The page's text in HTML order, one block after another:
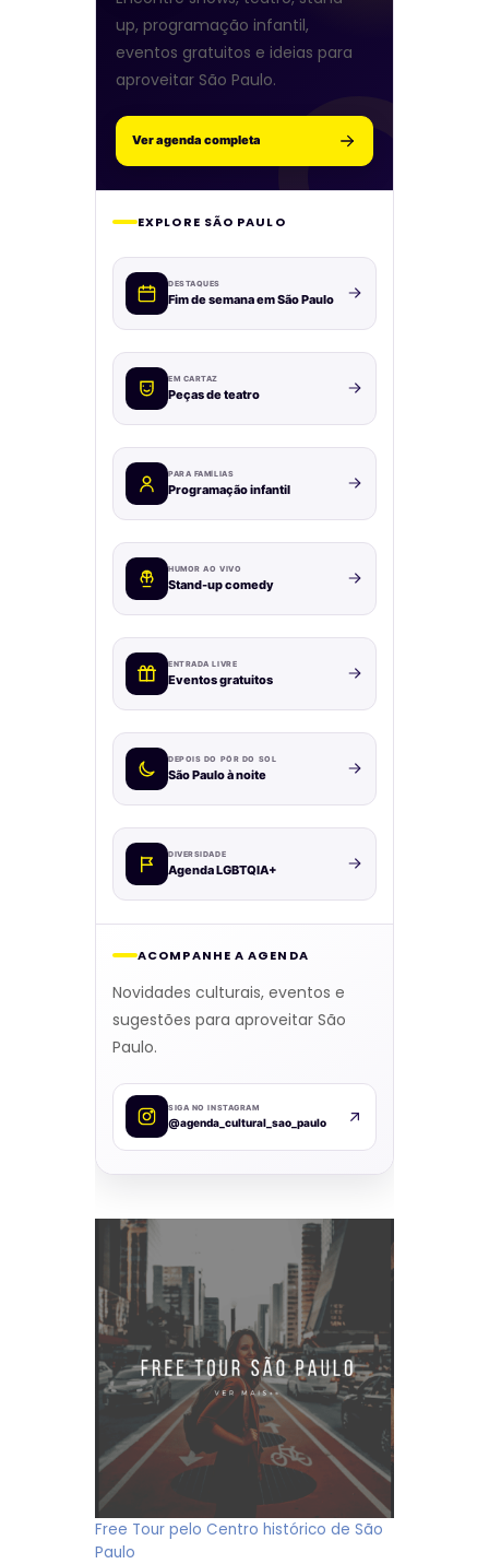
up, programação infantil,
eventos gratuitos e ideias para
aproveitar São Paulo.
Ver agenda completa
EXPLORE SÃO PAULO
DESTAQUES
Fim de semana em São Paulo
EM CARTAZ
Peças de teatro
PARA FAMÍLIAS
Programação infantil
HUMOR AO VIVO
Stand-up comedy
ENTRADA LIVRE
Eventos gratuitos
DEPOIS DO PÔR DO SOL
São Paulo à noite
DIVERSIDADE
Agenda LGBTQIA+
ACOMPANHE A AGENDA
Novidades culturais, eventos e
sugestões para aproveitar São
Paulo.
SIGA NO INSTAGRAM
@agenda_cultural_sao_paulo
Free Tour pelo Centro histórico de São
Paulo